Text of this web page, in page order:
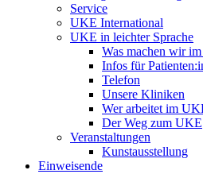
Service
UKE International
UKE in leichter Sprache
Was machen wir
Infos für
Telefon
Unsere Kliniken
Wer arbeitet im
Der Weg zum UKE
Veranstaltungen
Kunstausstellung
Einweisende